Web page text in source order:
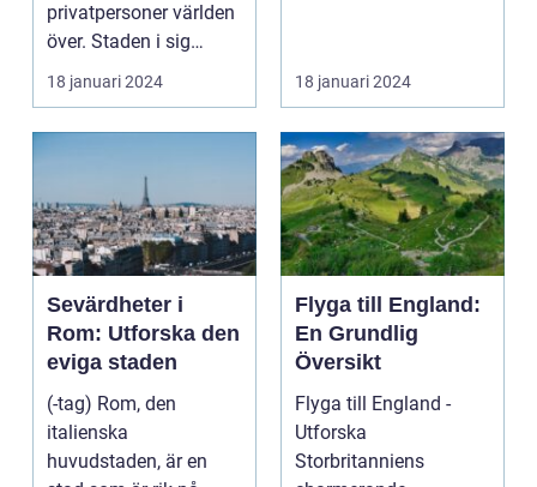
privatpersoner världen
över. Staden i sig
bjuder på e...
18 januari 2024 18 januari 2024
Sevärdheter i
Rom: Utforska den
eviga staden
(-tag) Rom, den
italienska
huvudstaden, är en
Flyga till England:
En Grundlig
Översikt
Flyga till England -
Utforska
Storbritanniens